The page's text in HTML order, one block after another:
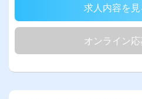
求人内容を見
オンライン